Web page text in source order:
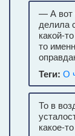
— А вот
делила
какой-
то
Теги: О
То в
какое-